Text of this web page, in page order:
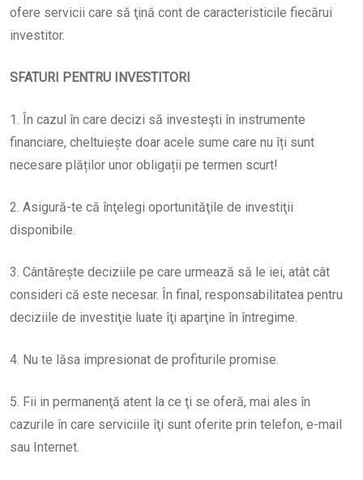
ofere servicii care să ţină cont de caracteristicile fiecărui
investitor.
SFATURI PENTRU INVESTITORI
1. În cazul în care decizi să investeşti în instrumente
financiare, cheltuiește doar acele sume care nu îți sunt
necesare plăților unor obligații pe termen scurt!
2. Asigură-te că înţelegi oportunităţile de investiţii
disponibile.
3. Cântărește deciziile pe care urmează să le iei, atât cât
consideri că este necesar. În final, responsabilitatea pentru
deciziile de investiţie luate îţi aparţine în întregime.
4. Nu te lăsa impresionat de profiturile promise.
5. Fii in permanenţă atent la ce ţi se oferă, mai ales în
cazurile în care serviciile îţi sunt oferite prin telefon, e-mail
sau Internet.